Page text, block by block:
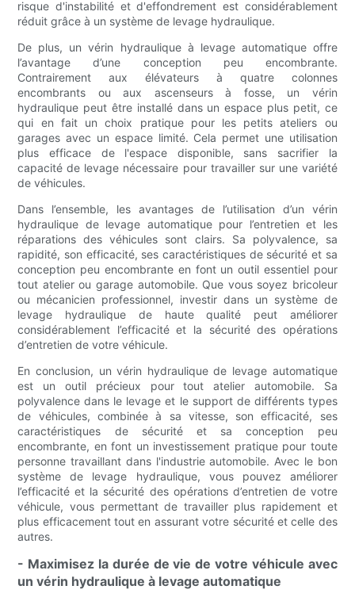
risque d'instabilité et d'effondrement est considérablement
réduit grâce à un système de levage hydraulique.
De plus, un vérin hydraulique à levage automatique offre
l’avantage d’une conception peu encombrante.
Contrairement aux élévateurs à quatre colonnes
encombrants ou aux ascenseurs à fosse, un vérin
hydraulique peut être installé dans un espace plus petit, ce
qui en fait un choix pratique pour les petits ateliers ou
garages avec un espace limité. Cela permet une utilisation
plus efficace de l'espace disponible, sans sacrifier la
capacité de levage nécessaire pour travailler sur une variété
de véhicules.
Dans l’ensemble, les avantages de l’utilisation d’un vérin
hydraulique de levage automatique pour l’entretien et les
réparations des véhicules sont clairs. Sa polyvalence, sa
rapidité, son efficacité, ses caractéristiques de sécurité et sa
conception peu encombrante en font un outil essentiel pour
tout atelier ou garage automobile. Que vous soyez bricoleur
ou mécanicien professionnel, investir dans un système de
levage hydraulique de haute qualité peut améliorer
considérablement l’efficacité et la sécurité des opérations
d’entretien de votre véhicule.
En conclusion, un vérin hydraulique de levage automatique
est un outil précieux pour tout atelier automobile. Sa
polyvalence dans le levage et le support de différents types
de véhicules, combinée à sa vitesse, son efficacité, ses
caractéristiques de sécurité et sa conception peu
encombrante, en font un investissement pratique pour toute
personne travaillant dans l'industrie automobile. Avec le bon
système de levage hydraulique, vous pouvez améliorer
l’efficacité et la sécurité des opérations d’entretien de votre
véhicule, vous permettant de travailler plus rapidement et
plus efficacement tout en assurant votre sécurité et celle des
autres.
- Maximisez la durée de vie de votre véhicule avec
un vérin hydraulique à levage automatique